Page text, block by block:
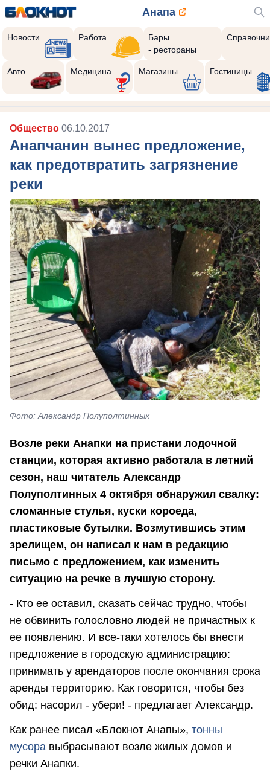
Анапа
Новости Работа
Бары
- рестораны
Авто Медицина Магазины Гостиницы
Общество 06.10.2017
Анапчанин вынес предложение,
как предотвратить загрязнение
реки
Фото: Александр Полуполтинных
Возле реки Анапки на пристани лодочной
станции, которая активно работала в летний
сезон, наш читатель Александр
Полуполтинных 4 октября обнаружил свалку:
сломанные стулья, куски короеда,
пластиковые бутылки. Возмутившись этим
зрелищем, он написал к нам в редакцию
письмо с предложением, как изменить
ситуацию на речке в лучшую сторону.
- Кто ее оставил, сказать сейчас трудно, чтобы
не обвинить голословно людей не причастных к
ее появлению. И все-таки хотелось бы внести
предложение в городскую администрацию:
принимать у арендаторов после окончания срока
аренды территорию. Как говорится, чтобы без
обид: насорил - убери! - предлагает Александр.
Как ранее писал «Блокнот Анапы», тонны
мусора выбрасывают возле жилых домов и
речки Анапки.